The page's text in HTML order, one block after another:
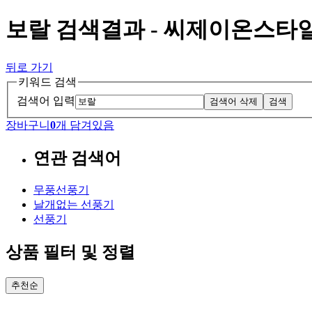
보랄 검색결과 - 씨제이온스타
뒤로 가기
키워드 검색
검색어 입력
검색어 삭제 검색
장바구니 0개 담겨있음
연관 검색어
무풍선풍기
날개없는 선풍기
선풍기
상품 필터 및 정렬
추천순